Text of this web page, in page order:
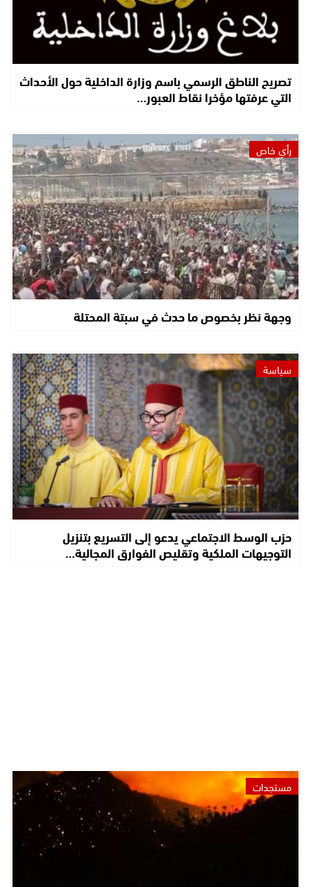
تصريح الناطق الرسمي باسم وزارة الداخلية حول الأحداث
التي عرفتها مؤخرا نقاط العبور…
رأي خاص
وجهة نظر بخصوص ما حدث في سبتة المحتلة
سياسة
حزب الوسط الاجتماعي يدعو إلى التسريع بتنزيل
التوجيهات الملكية وتقليص الفوارق المجالية…
مستجدات